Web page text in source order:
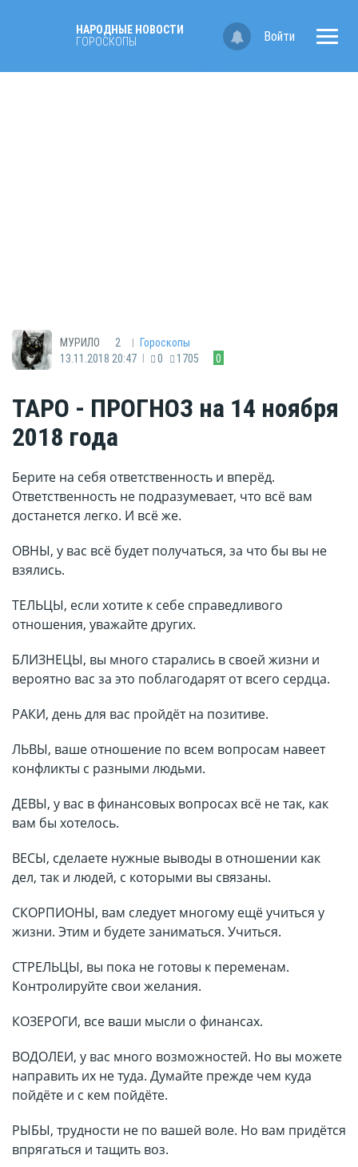
НАРОДНЫЕ НОВОСТИ
ГОРОСКОПЫ
Войти
МУРИЛО 2 |
Гороскопы
13.11.2018 20:47 | 0 1705 0
ТАРО - ПРОГНОЗ на 14 ноября
2018 года
Берите на себя ответственность и вперёд.
Ответственность не подразумевает, что всё вам
достанется легко. И всё же.
ОВНЫ, у вас всё будет получаться, за что бы вы не
взялись.
ТЕЛЬЦЫ, если хотите к себе справедливого
отношения, уважайте других.
БЛИЗНЕЦЫ, вы много старались в своей жизни и
вероятно вас за это поблагодарят от всего сердца.
РАКИ, день для вас пройдёт на позитиве.
ЛЬВЫ, ваше отношение по всем вопросам навеет
конфликты с разными людьми.
ДЕВЫ, у вас в финансовых вопросах всё не так, как
вам бы хотелось.
ВЕСЫ, сделаете нужные выводы в отношении как
дел, так и людей, с которыми вы связаны.
СКОРПИОНЫ, вам следует многому ещё учиться у
жизни. Этим и будете заниматься. Учиться.
СТРЕЛЬЦЫ, вы пока не готовы к переменам.
Контролируйте свои желания.
КОЗЕРОГИ, все ваши мысли о финансах.
ВОДОЛЕИ, у вас много возможностей. Но вы можете
направить их не туда. Думайте прежде чем куда
пойдёте и с кем пойдёте.
РЫБЫ, трудности не по вашей воле. Но вам придётся
впрягаться и тащить воз.